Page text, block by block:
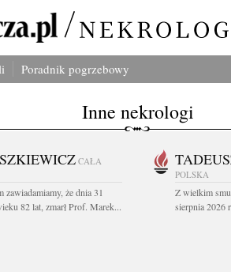
Poradnik pogrzebowy
Inne nekrologi
CAŁA
zawiadamiamy, że dnia 31
82 lat, zmarł Prof. Marek...
POLSKA
Z wielkim
sierpnia 2026